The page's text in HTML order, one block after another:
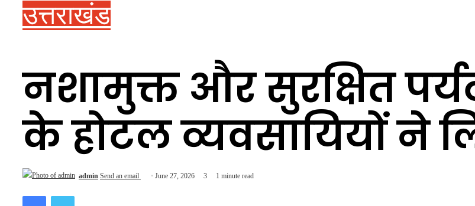
उत्तराखंड
नशामुक्त और सुरक्षित
के होटल व्यवसायियों ने
admin Send an email June 27, 2026 3 1 minute read